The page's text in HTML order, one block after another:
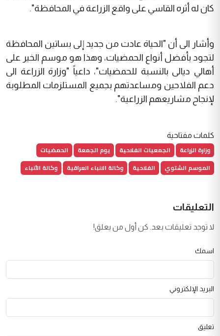
كان له أثره القاسي على واقع الزراعة في المحافظة".
وأشار الى أن "الحياة عادت من جديد إلى بساتين المحافظة
لتجود بأفضل أنواع الحمضيات، وهذا هو موسم الخير على
أهالي ديالى بالنسبة للحمضيات"، داعياً "وزارة الزراعة الى
دعم الفلاحين ومساعدتهم بجميع المستلزمات المطلوبة
لإنجاح مشاريعهم الزراعية".
كلمات مفتاحية
وزارة الزراعة الجمعيات الفلاحية يوم الجمعة
الحمضيات
الموسم الشتوي
الفلاحية وكالة الانباء العراقية وكالة الأنباء
التعليقات
لا توجد تعليقات بعد. كن أول من يعلق!
اسمك
البريد الإلكتروني
تعليق